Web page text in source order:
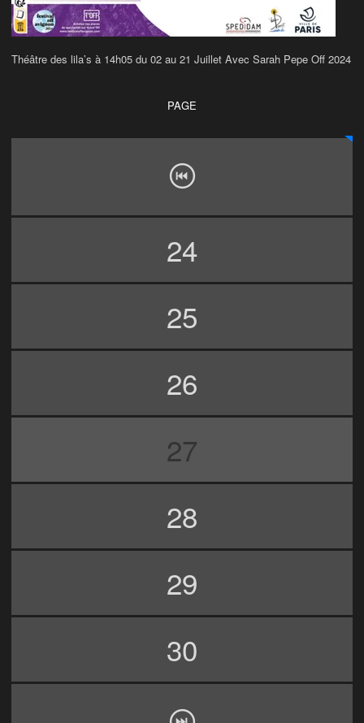
Théâtre des lila’s à 14h05 du 02 au 21 Juillet Avec Sarah Pepe Off 2024
PAGE
24
25
26
27
28
29
30